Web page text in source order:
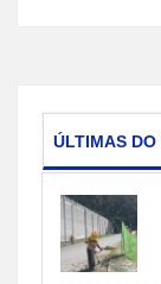
ÚLTIMAS DO